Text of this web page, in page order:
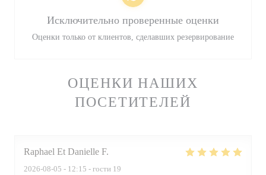
ОЦЕНКИ НАШИХ
ПОСЕТИТЕЛЕЙ
Raphael Et Danielle F
2026-08-05 - 12:15 - гости 19
Исключительно проверенные оценки
Оценки только от клиентов, сделавших резервирование